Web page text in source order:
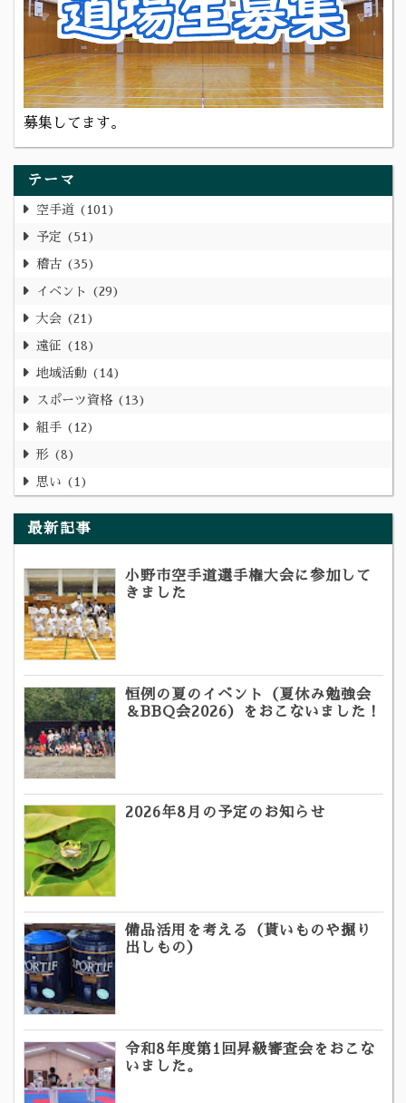
募集してます。
テーマ
空手道 101
予定 51
稽古 35
イベント 29
大会 21
遠征 18
地域活動 14
スポーツ資格 13
組手 12
形 8
思い 1
最新記事
小野市空手道選手権大会に参加して
きました
恒例の夏のイベント（夏休み勉強会
＆BBQ会2026）をおこないました！
2026年8月の予定のお知らせ
備品活用を考える（貰いものや掘り
出しもの）
令和8年度第1回昇級審査会をおこな
いました。